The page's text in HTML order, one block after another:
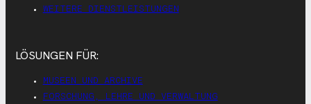
WEITERE DIENSTLEISTUNGEN
LÖSUNGEN FÜR:
MUSEEN UND ARCHIVE
FORSCHUNG, LEHRE UND VERWALTUNG